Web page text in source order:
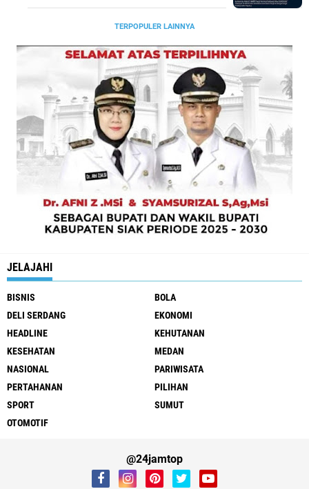
TERPOPULER LAINNYA
JELAJAHI
BISNIS
BOLA
DELI SERDANG
EKONOMI
HEADLINE
KEHUTANAN
KESEHATAN
MEDAN
NASIONAL
PARIWISATA
PERTAHANAN
PILIHAN
SPORT
SUMUT
OTOMOTIF
@24jamtop